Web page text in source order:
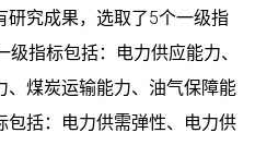
研究成果，选取了5个一级指
指标包括：电力供应能力、
、煤炭运输能力、油气保障能
包括：电力供需弹性、电力供